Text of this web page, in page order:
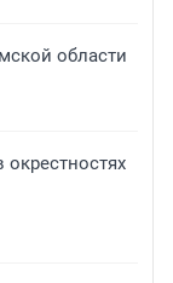
области